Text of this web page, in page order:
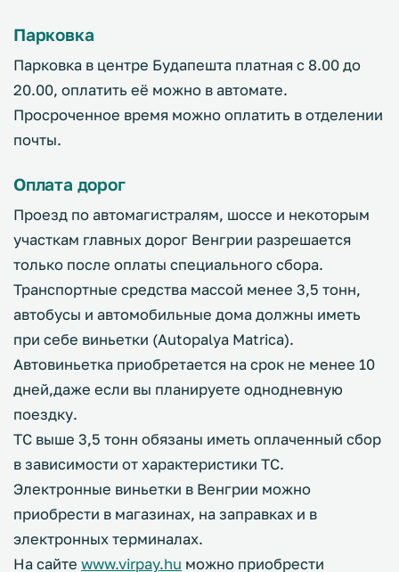
Парковка
Парковка в центре Будапешта платная с 8.00 до
20.00, оплатить её можно в автомате.
Просроченное время можно оплатить в отделении
почты.
Оплата дорог
Проезд по автомагистралям, шоссе и некоторым
участкам главных дорог Венгрии разрешается
только после оплаты специального сбора.
Транспортные средства массой менее 3,5 тонн,
автобусы и автомобильные дома должны иметь
при себе виньетки (Autopalya Matrica).
Автовиньетка приобретается на срок не менее 10
дней,даже если вы планируете однодневную
поездку.
ТС выше 3,5 тонн обязаны иметь оплаченный сбор
в зависимости от характеристики ТС.
Электронные виньетки в Венгрии можно
приобрести в магазинах, на заправках и в
электронных терминалах.
На сайте www.virpay.hu можно приобрести